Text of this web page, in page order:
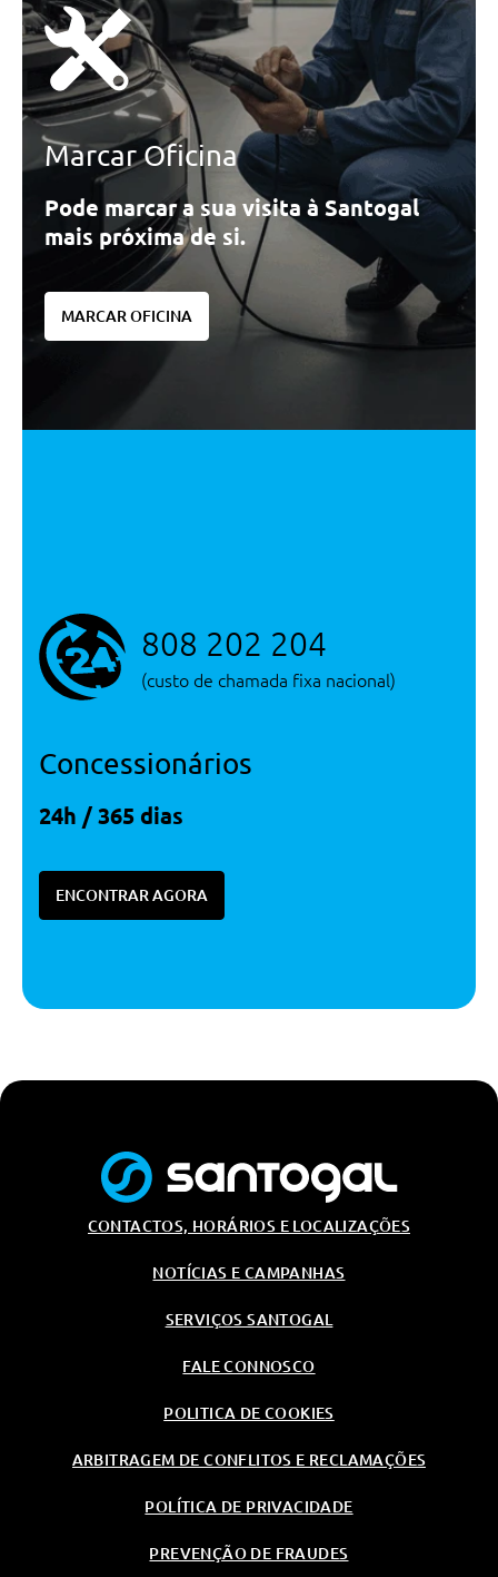
Marcar Oficina
Pode marcar a sua visita à Santogal
mais próxima de si.
MARCAR OFICINA
808 202 204
(custo de chamada fixa nacional)
Concessionários
24h / 365 dias
ENCONTRAR AGORA
CONTACTOS, HORÁRIOS E LOCALIZAÇÕES
NOTÍCIAS E CAMPANHAS
SERVIÇOS SANTOGAL
FALE CONNOSCO
POLITICA DE COOKIES
ARBITRAGEM DE CONFLITOS E RECLAMAÇÕES
POLÍTICA DE PRIVACIDADE
PREVENÇÃO DE FRAUDES